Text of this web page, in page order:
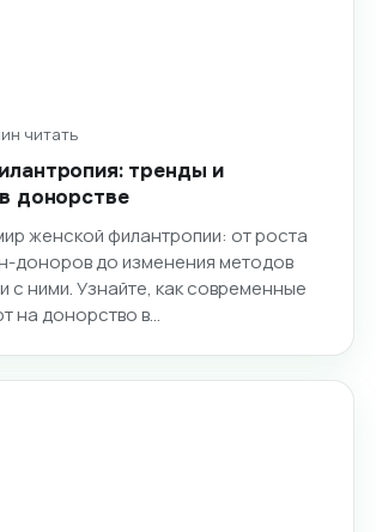
читать
тренды и
донорстве
женской филантропии: от роста
доноров до изменения методов
с ними. Узнайте, как современные
на донорство в…